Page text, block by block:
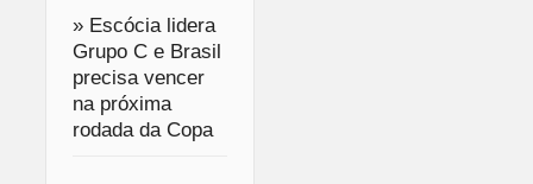
» Escócia lidera
Grupo C e Brasil
precisa vencer
na próxima
rodada da Copa